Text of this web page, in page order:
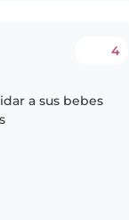
4
a sus bebes